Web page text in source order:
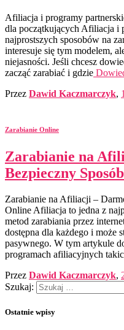
Afiliacja i programy
dla początkujących Afiliacja i
najprostszych sposobów na
interesuje się tym modelem,
niejasności. Jeśli chcesz
zacząć zarabiać i gdzie
Przez Dawid Kaczmarczyk,
Zarabianie Online
Zarabianie na
Bezpieczny
Zarabianie na Afiliacji –
Online Afiliacja to jedna z
metod zarabiania przez
dostępna dla każdego i może
pasywnego. W tym artykule
programach afiliacyjnych
Przez Dawid Kaczmarczyk,
Szukaj:
Ostatnie wpisy